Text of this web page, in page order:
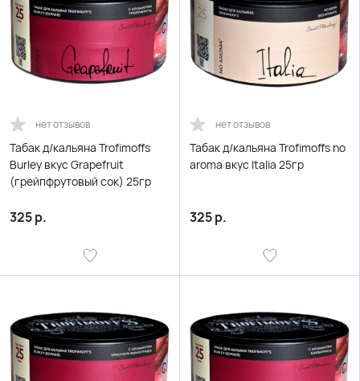
нет отзывов
Табак д/кальяна Trofimoffs
Burley вкус Grapefruit
(грейпфрутовый сок) 25гр
325р.
нет отзывов
Табак д/кальяна Trofimoffs no
aroma вкус Italia 25гр
325р.